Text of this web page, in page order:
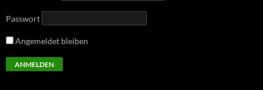
Passwort
Angemeldet bleiben